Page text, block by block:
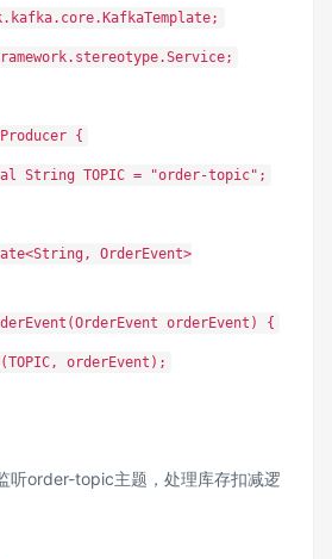
{
String TOPIC = "order-topic";
OrderEvent>
orderEvent) {
orderEvent);
听order-topic主题，处理库存扣减逻